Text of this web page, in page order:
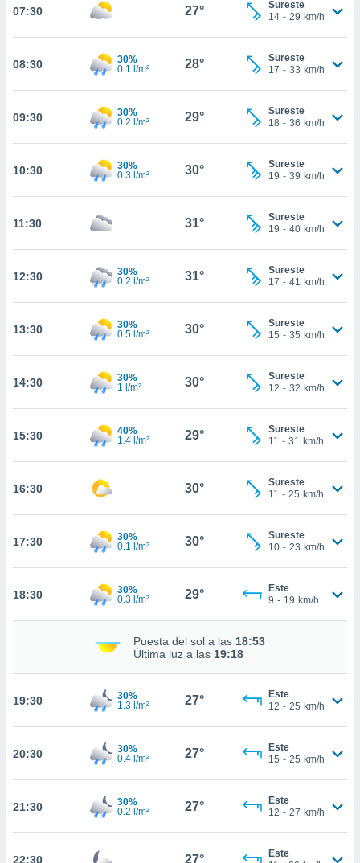
aceptar
sitio
sean
para
ni para
no
web a
similares
IP
posible
en
a lo que
su
datos
07:30 27°
Sureste
14 - 29 km/h
08:30
30%
0.1 l/m²
28°
Sureste
17 - 33 km/h
09:30
30%
0.2 l/m²
29°
Sureste
18 - 36 km/h
10:30
30%
0.3 l/m²
30°
Sureste
19 - 39 km/h
11:30 31°
Sureste
19 - 40 km/h
12:30
30%
0.2 l/m²
31°
Sureste
17 - 41 km/h
13:30
30%
0.5 l/m²
30°
Sureste
15 - 35 km/h
14:30
30%
1 l/m²
30°
Sureste
12 - 32 km/h
15:30
40%
1.4 l/m²
29°
Sureste
11 - 31 km/h
16:30 30°
Sureste
11 - 25 km/h
17:30
30%
0.1 l/m²
30°
Sureste
10 - 23 km/h
18:30
30%
0.3 l/m²
29°
Este
9 - 19 km/h
Puesta del sol a las 18:53
Última luz a las 19:18
19:30
30%
1.3 l/m²
27°
Este
12 - 25 km/h
20:30
30%
0.4 l/m²
27°
Este
15 - 25 km/h
21:30
30%
0.2 l/m²
27°
Este
12 - 27 km/h
22:30 27°
Este